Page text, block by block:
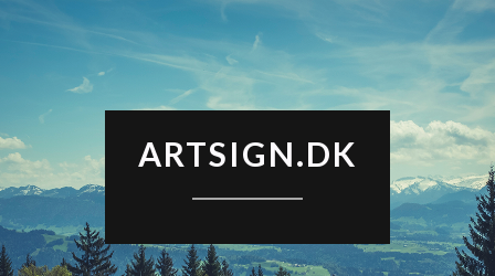
ARTSIGN.DK